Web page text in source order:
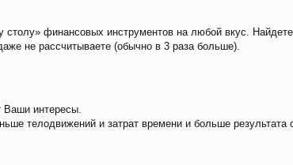
финансовых инструментов на любой вкус.
не рассчитываете (обычно в 3 раза больше).
Ваши интересы.
телодвижений и затрат времени и больше результата